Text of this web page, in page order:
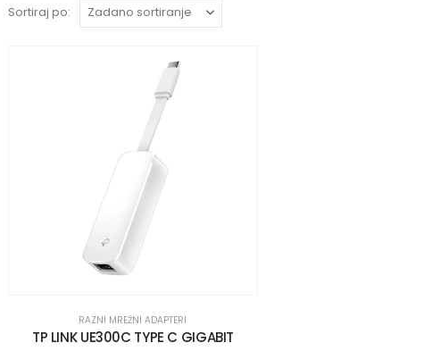
Sortiraj po:
RAZNI MREŽNI ADAPTERI
TP LINK UE300C TYPE C GIGABIT